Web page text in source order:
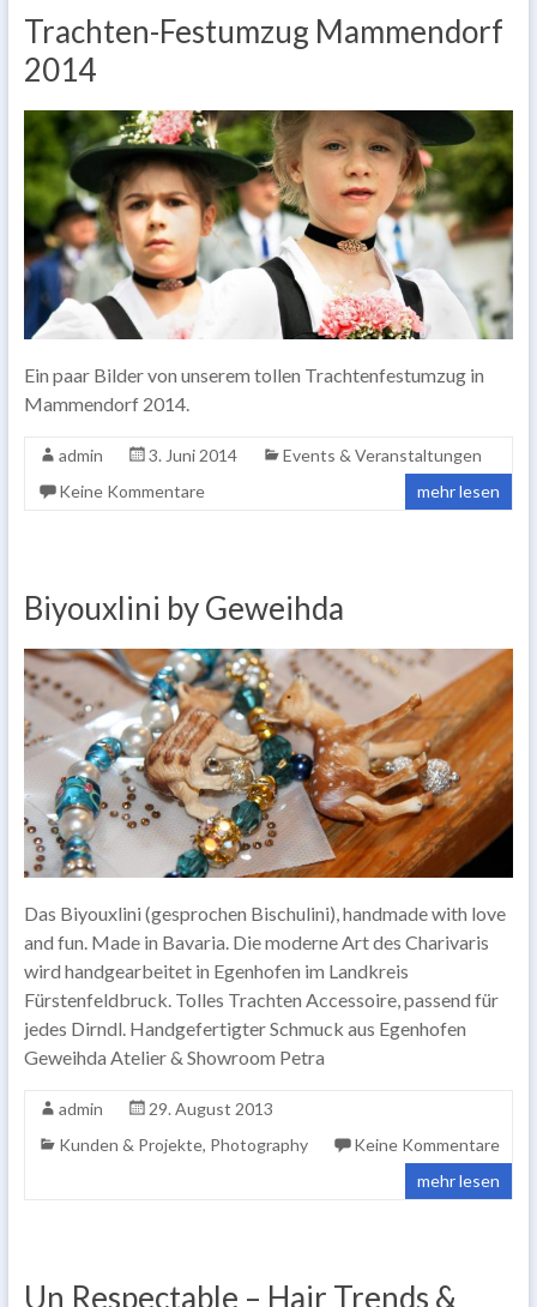
Trachten-Festumzug Mammendorf
2014
Ein paar Bilder von unserem tollen Trachtenfestumzug in
Mammendorf 2014.
admin 3. Juni 2014
Events & Veranstaltungen
Keine Kommentare
mehr lesen
Biyouxlini by Geweihda
Das Biyouxlini (gesprochen Bischulini), handmade with love
and fun. Made in Bavaria. Die moderne Art des Charivaris
wird handgearbeitet in Egenhofen im Landkreis
Fürstenfeldbruck. Tolles Trachten Accessoire, passend für
jedes Dirndl. Handgefertigter Schmuck aus Egenhofen
Geweihda Atelier & Showroom Petra
admin
29. August 2013
Kunden & Projekte, Photography
Keine Kommentare
mehr lesen
Un Respectable – Hair Trends &